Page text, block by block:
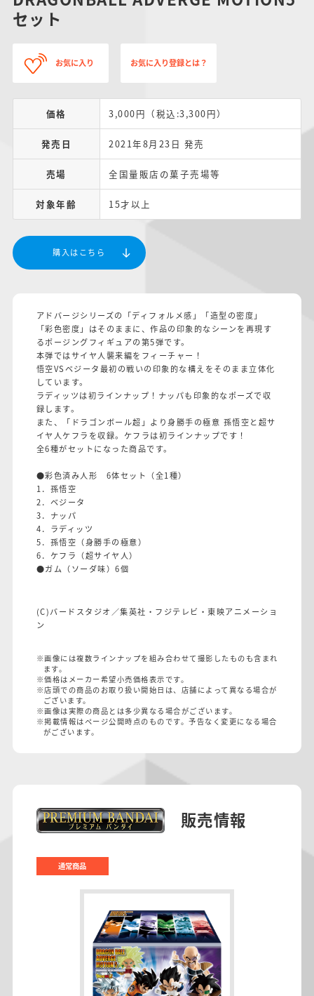
セット
お気に入り お気に入り登録とは？
価格 3,000円（税込:3,300円）
発売日 2021年8月23日 発売
売場 全国量販店の菓子売場等
対象年齢 15才以上
購入はこちら
アドバージシリーズの「ディフォルメ感」「造型の密度」
「彩色密度」はそのままに、作品の印象的なシーンを再現す
るポージングフィギュアの第5弾です。
本弾ではサイヤ人襲来編をフィーチャー！
悟空VSベジータ最初の戦いの印象的な構えをそのまま立体化
しています。
ラディッツは初ラインナップ！ナッパも印象的なポーズで収
録します。
また、「ドラゴンボール超」より身勝手の極意 孫悟空と超サ
イヤ人ケフラを収録。ケフラは初ラインナップです！
全6種がセットになった商品です。
●彩色済み人形 6体セット（全1種）
1．孫悟空
2．ベジータ
3．ナッパ
4．ラディッツ
5．孫悟空（身勝手の極意）
6．ケフラ（超サイヤ人）
●ガム（ソーダ味）6個
(C)バードスタジオ／集英社・フジテレビ・東映アニメーショ
ン
※画像には複数ラインナップを組み合わせて撮影したものも含まれ
ます。
※価格はメーカー希望小売価格表示です。
※店頭での商品のお取り扱い開始日は、店舗によって異なる場合が
ございます。
※画像は実際の商品とは多少異なる場合がございます。
※掲載情報はページ公開時点のものです。予告なく変更になる場合
がございます。
販売情報
通常商品